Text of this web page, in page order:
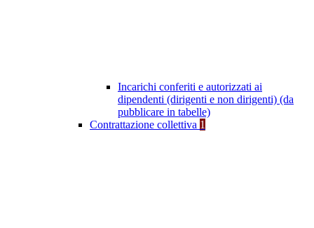
Incarichi conferiti e autorizzati ai
dipendenti (dirigenti e non dirigenti) (da
pubblicare in tabelle)
Contrattazione collettiva 1